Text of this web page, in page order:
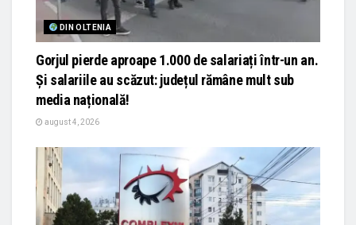
DIN OLTENIA
Gorjul pierde aproape 1.000 de salariați într-un an.
Și salariile au scăzut: județul rămâne mult sub
media națională!
august 4, 2026